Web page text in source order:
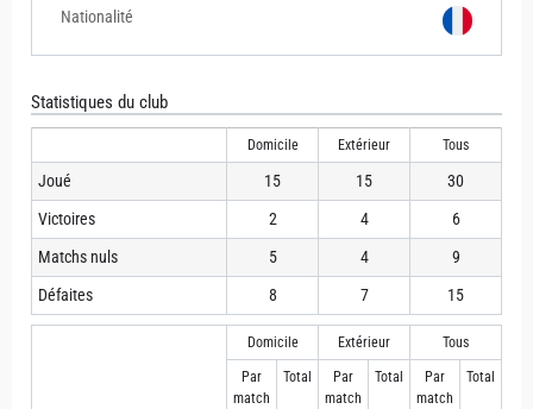
Nationalité
Statistiques du club
Domicile Extérieur Tous
Joué 15 15
30
Victoires
2 4
6
Matchs nuls
5 4
9
Défaites
8 7 15
Domicile Extérieur Tous
Par
match
Total
Par
match
Total
Par
match
Total